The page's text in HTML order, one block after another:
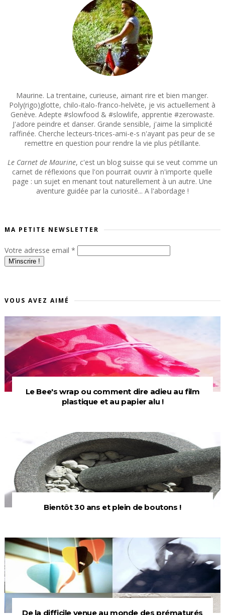
Maurine. La trentaine, curieuse, aimant rire et bien manger.
Poly(rigo)glotte, chilo-italo-franco-helvète, je vis actuellement à
Genève. Adepte #slowfood & #slowlife, apprentie #zerowaste.
J'adore peindre et danser. Grande sensible, j'aime la simplicité
raffinée. Cherche lecteurs-trices-ami-e-s n'ayant pas peur de se
remettre en question pour rendre la vie plus pétillante.
Le Carnet de Maurine, c'est un blog suisse qui se veut comme un
carnet de réflexions que l'on pourrait ouvrir à n'importe quelle
page : un sujet en menant tout naturellement à un autre. Une
aventure guidée par la curiosité... A l'abordage !
MA PETITE NEWSLETTER
Votre adresse email *
VOUS AVEZ AIMÉ
Le Bee's wrap ou comment dire adieu au film
plastique et au papier alu !
Bientôt 30 ans et plein de boutons !
De la difficile venue au monde des prématurés